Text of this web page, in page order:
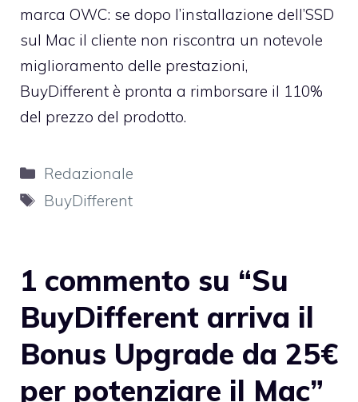
marca OWC: se dopo l’installazione dell’SSD
sul Mac il cliente non riscontra un notevole
miglioramento delle prestazioni,
BuyDifferent è pronta a rimborsare il 110%
del prezzo del prodotto.
Categorie
Redazionale
Tag
BuyDifferent
1 commento su “Su
BuyDifferent arriva il
Bonus Upgrade da 25€
per potenziare il Mac”